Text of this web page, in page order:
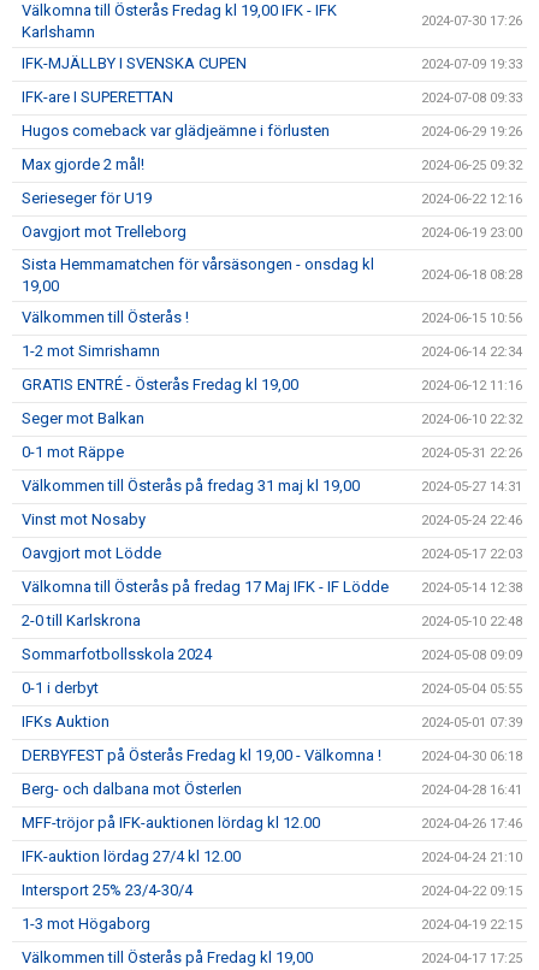
Välkomna till Österås Fredag kl 19,00 IFK - IFK
Karlshamn
2024-07-30 17:26
IFK-MJÄLLBY I SVENSKA CUPEN 2024-07-09 19:33
IFK-are I SUPERETTAN 2024-07-08 09:33
Hugos comeback var glädjeämne i förlusten 2024-06-29 19:26
Max gjorde 2 mål! 2024-06-25 09:32
Serieseger för U19 2024-06-22 12:16
Oavgjort mot Trelleborg 2024-06-19 23:00
Sista Hemmamatchen för vårsäsongen - onsdag kl
19,00
2024-06-18 08:28
Välkommen till Österås ! 2024-06-15 10:56
1-2 mot Simrishamn 2024-06-14 22:34
GRATIS ENTRÉ - Österås Fredag kl 19,00 2024-06-12 11:16
Seger mot Balkan 2024-06-10 22:32
0-1 mot Räppe 2024-05-31 22:26
Välkommen till Österås på fredag 31 maj kl 19,00 2024-05-27 14:31
Vinst mot Nosaby 2024-05-24 22:46
Oavgjort mot Lödde 2024-05-17 22:03
Välkomna till Österås på fredag 17 Maj IFK - IF Lödde 2024-05-14 12:38
2-0 till Karlskrona 2024-05-10 22:48
Sommarfotbollsskola 2024 2024-05-08 09:09
0-1 i derbyt 2024-05-04 05:55
IFKs Auktion 2024-05-01 07:39
DERBYFEST på Österås Fredag kl 19,00 - Välkomna ! 2024-04-30 06:18
Berg- och dalbana mot Österlen 2024-04-28 16:41
MFF-tröjor på IFK-auktionen lördag kl 12.00 2024-04-26 17:46
IFK-auktion lördag 27/4 kl 12.00 2024-04-24 21:10
Intersport 25% 23/4-30/4 2024-04-22 09:15
1-3 mot Högaborg 2024-04-19 22:15
Välkommen till Österås på Fredag kl 19,00 2024-04-17 17:25